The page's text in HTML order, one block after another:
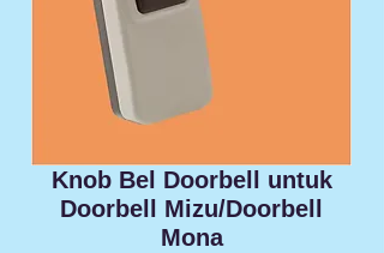
Knob Bel Doorbell untuk
Doorbell Mizu/Doorbell
Mona